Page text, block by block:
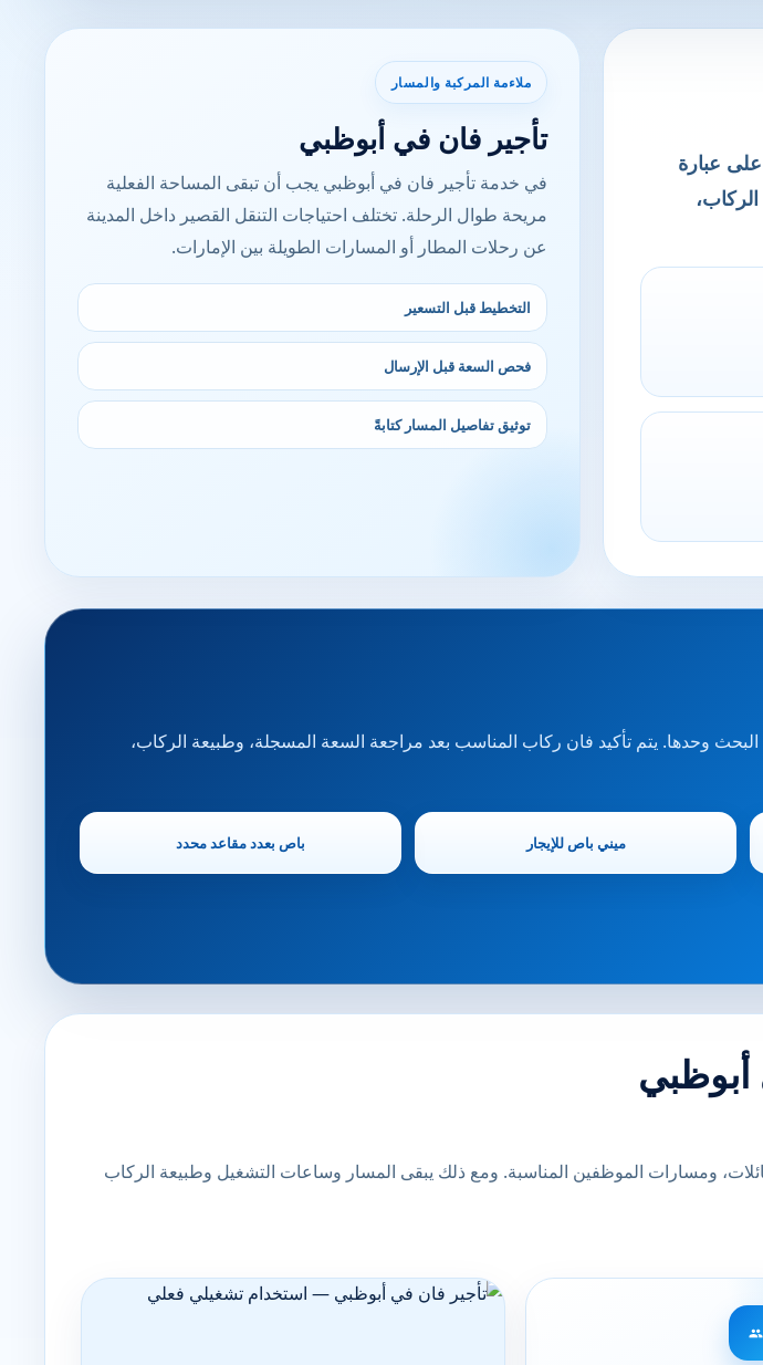
عبارة
ملاءمة المركبة والمسار
تأجير فان في أبوظبي
في خدمة تأجير فان في أبوظبي يجب أن تبقى المساحة الفعلية
مريحة طوال الرحلة. تختلف احتياجات التنقل القصير داخل المدينة
عن رحلات المطار أو المسارات الطويلة بين الإمارات.
التخطيط قبل التسعير
فحص السعة قبل الإرسال
توثيق تفاصيل المسار كتابةً
وحدها. يتم تأكيد فان ركاب المناسب بعد مراجعة السعة المسجلة، وطبيعة الركاب،
ميني باص للإيجار باص بعدد مقاعد محدد
أبوظبي
ومسارات الموظفين المناسبة. ومع ذلك يبقى المسار وساعات التشغيل وطبيعة الركاب